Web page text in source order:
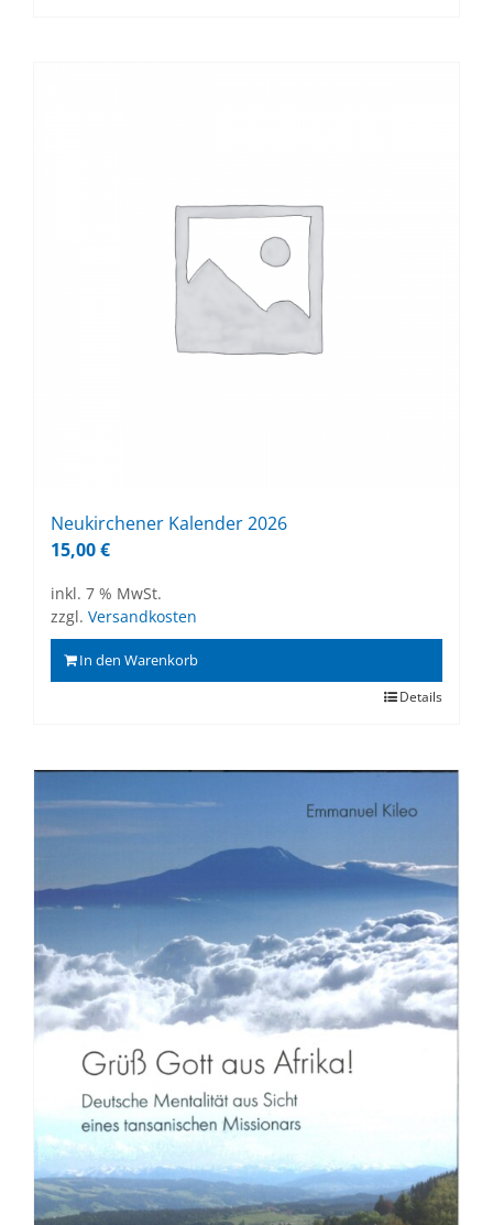
Neu­kir­che­ner Ka­len­der 2026
15,00€
inkl. 7 % MwSt.
zzgl. Versandkosten
In den Warenkorb
Details